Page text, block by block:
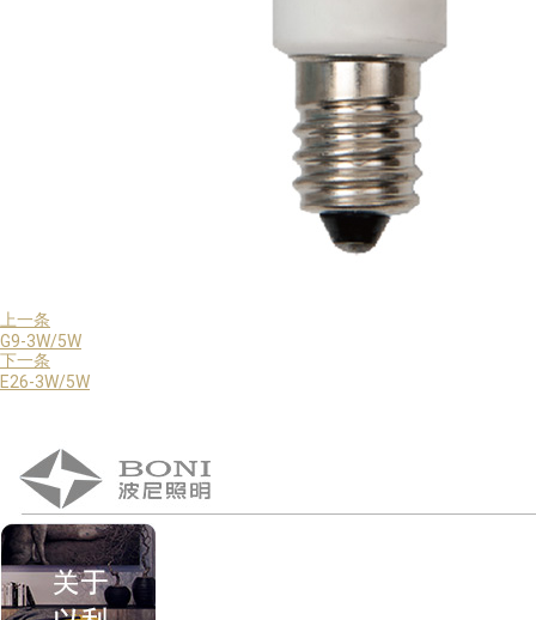
上一条
G9-3W/5W
下一条
E26-3W/5W